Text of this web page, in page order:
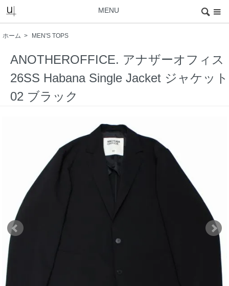
MENU
ホーム > MEN'S TOPS
ANOTHEROFFICE. アナザーオフィス
26SS Habana Single Jacket ジャケット
02 ブラック